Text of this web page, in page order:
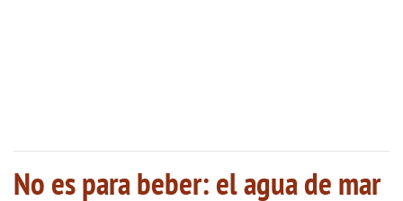
No es para beber: el agua de mar